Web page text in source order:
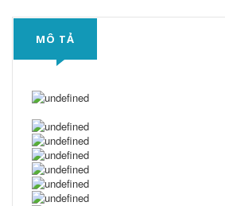
MÔ TẢ